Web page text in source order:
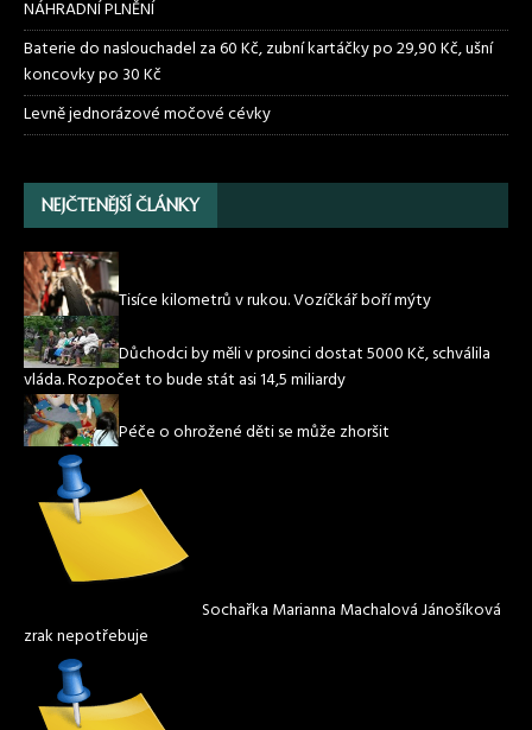
NÁHRADNÍ PLNĚNÍ
Baterie do naslouchadel za 60 Kč, zubní kartáčky po 29,90 Kč, ušní
koncovky po 30 Kč
Levně jednorázové močové cévky
NEJČTENĚJŠÍ ČLÁNKY
Tisíce kilometrů v rukou. Vozíčkář boří mýty
Důchodci by měli v prosinci dostat 5000 Kč, schválila
vláda. Rozpočet to bude stát asi 14,5 miliardy
Péče o ohrožené děti se může zhoršit
Sochařka Marianna Machalová Jánošíková
zrak nepotřebuje